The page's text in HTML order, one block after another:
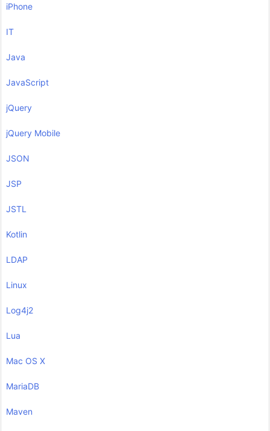
iPhone
IT
Java
JavaScript
jQuery
jQuery Mobile
JSON
JSP
JSTL
Kotlin
LDAP
Linux
Log4j2
Lua
Mac OS X
MariaDB
Maven